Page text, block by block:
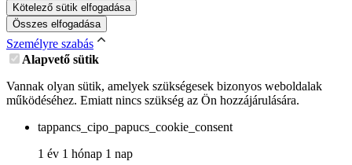
Kötelező sütik elfogadása
Összes elfogadása
Személyre szabás
Alapvető sütik
Vannak olyan sütik, amelyek szükségesek bizonyos weboldalak
működéséhez. Emiatt nincs szükség az Ön hozzájárulására.
tappancs_cipo_papucs_cookie_consent
1 év 1 hónap 1 nap